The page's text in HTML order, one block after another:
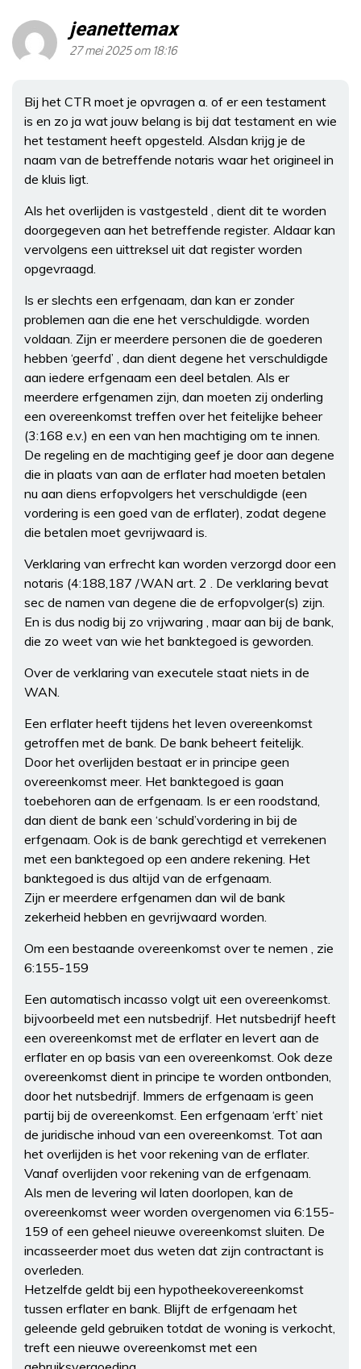
jeanettemax
27 mei 2025 om 18:16
Bij het CTR moet je opvragen a. of er een testament
is en zo ja wat jouw belang is bij dat testament en wie
het testament heeft opgesteld. Alsdan krijg je de
naam van de betreffende notaris waar het origineel in
de kluis ligt.
Als het overlijden is vastgesteld , dient dit te worden
doorgegeven aan het betreffende register. Aldaar kan
vervolgens een uittreksel uit dat register worden
opgevraagd.
Is er slechts een erfgenaam, dan kan er zonder
problemen aan die ene het verschuldigde. worden
voldaan. Zijn er meerdere personen die de goederen
hebben ‘geerfd’ , dan dient degene het verschuldigde
aan iedere erfgenaam een deel betalen. Als er
meerdere erfgenamen zijn, dan moeten zij onderling
een overeenkomst treffen over het feitelijke beheer
(3:168 e.v.) en een van hen machtiging om te innen.
De regeling en de machtiging geef je door aan degene
die in plaats van aan de erflater had moeten betalen
nu aan diens erfopvolgers het verschuldigde (een
vordering is een goed van de erflater), zodat degene
die betalen moet gevrijwaard is.
Verklaring van erfrecht kan worden verzorgd door een
notaris (4:188,187 /WAN art. 2 . De verklaring bevat
sec de namen van degene die de erfopvolger(s) zijn.
En is dus nodig bij zo vrijwaring , maar aan bij de bank,
die zo weet van wie het banktegoed is geworden.
Over de verklaring van executele staat niets in de
WAN.
Een erflater heeft tijdens het leven overeenkomst
getroffen met de bank. De bank beheert feitelijk.
Door het overlijden bestaat er in principe geen
overeenkomst meer. Het banktegoed is gaan
toebehoren aan de erfgenaam. Is er een roodstand,
dan dient de bank een ‘schuld’vordering in bij de
erfgenaam. Ook is de bank gerechtigd et verrekenen
met een banktegoed op een andere rekening. Het
banktegoed is dus altijd van de erfgenaam.
Zijn er meerdere erfgenamen dan wil de bank
zekerheid hebben en gevrijwaard worden.
Om een bestaande overeenkomst over te nemen , zie
6:155-159
Een automatisch incasso volgt uit een overeenkomst.
bijvoorbeeld met een nutsbedrijf. Het nutsbedrijf heeft
een overeenkomst met de erflater en levert aan de
erflater en op basis van een overeenkomst. Ook deze
overeenkomst dient in principe te worden ontbonden,
door het nutsbedrijf. Immers de erfgenaam is geen
partij bij de overeenkomst. Een erfgenaam ‘erft’ niet
de juridische inhoud van een overeenkomst. Tot aan
het overlijden is het voor rekening van de erflater.
Vanaf overlijden voor rekening van de erfgenaam.
Als men de levering wil laten doorlopen, kan de
overeenkomst weer worden overgenomen via 6:155-
159 of een geheel nieuwe overeenkomst sluiten. De
incasseerder moet dus weten dat zijn contractant is
overleden.
Hetzelfde geldt bij een hypotheekovereenkomst
tussen erflater en bank. Blijft de erfgenaam het
geleende geld gebruiken totdat de woning is verkocht,
treft een nieuwe overeenkomst met een